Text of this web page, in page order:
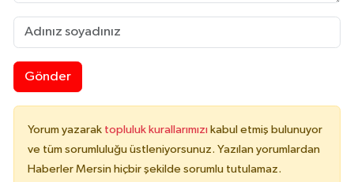
Gönder
Yorum yazarak topluluk kurallarımızı kabul etmiş bulunuyor
ve tüm sorumluluğu üstleniyorsunuz. Yazılan yorumlardan
Haberler Mersin hiçbir şekilde sorumlu tutulamaz.